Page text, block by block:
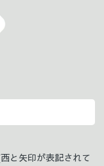
と矢印が表記されて